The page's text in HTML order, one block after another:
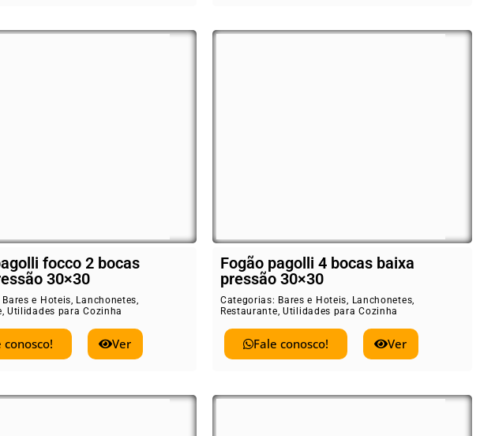
focco 2 bocas
30×30
Bares e Hoteis, Lanchonetes,
, Utilidades para Cozinha
conosco! Ver
Fogão pagolli 4 bocas baixa
pressão 30×30
Categorias: Bares e Hoteis, Lanchonetes,
Restaurante, Utilidades para Cozinha
Fale conosco! Ver